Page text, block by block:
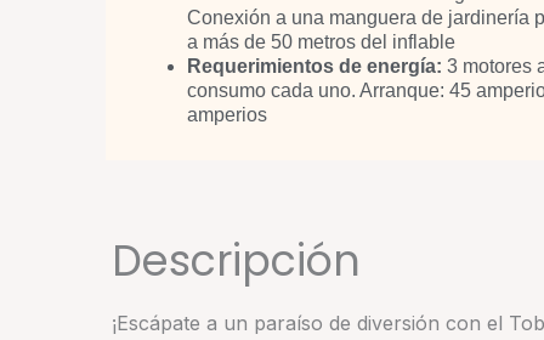
Conexión a una manguera de jardinería
a más de 50 metros del inflable
Requerimientos de energía: 3 motores
consumo cada uno. Arranque: 45
amperios
Descripción
¡Escápate a un paraíso de diversión con el